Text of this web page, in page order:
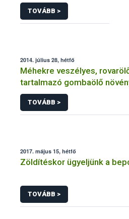
TOVÁBB >
2014. július 28, hétfő
Méhekre veszélyes,
tartalmazó gombaölő
forgalomból a NÉBIH
TOVÁBB >
2017. május 15, hétfő
Zöldítéskor ügyeljünk a
TOVÁBB >